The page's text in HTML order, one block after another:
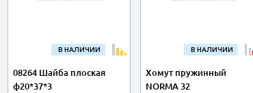
В НАЛИЧИИ
08264 Шайба плоская
ф20*37*3
В НАЛИЧИИ
Хомут пружинный
NORMA 32